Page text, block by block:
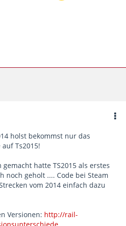
holst bekommst nur das
Ts2015!
hatte TS2015 als erstes
noch geholt .... Code bei Steam
vom 2014 einfach dazu
Versionen: http://rail-